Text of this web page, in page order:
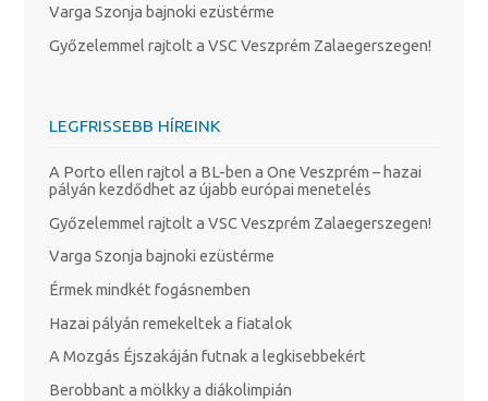
Varga Szonja bajnoki ezüstérme
Győzelemmel rajtolt a VSC Veszprém Zalaegerszegen!
LEGFRISSEBB HÍREINK
A Porto ellen rajtol a BL-ben a One Veszprém – hazai
pályán kezdődhet az újabb európai menetelés
Győzelemmel rajtolt a VSC Veszprém Zalaegerszegen!
Varga Szonja bajnoki ezüstérme
Érmek mindkét fogásnemben
Hazai pályán remekeltek a fiatalok
A Mozgás Éjszakáján futnak a legkisebbekért
Berobbant a mölkky a diákolimpián